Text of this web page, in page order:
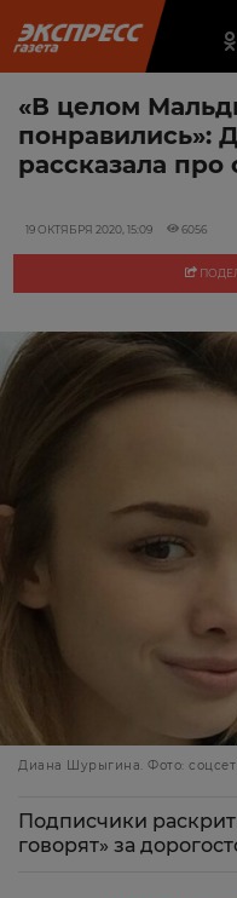
«В целом
понравились»:
рассказала про
19 ОКТЯБРЯ 2020, 15:09 6056
Диана Шурыгина. Фото:
Подписчики
говорят» за